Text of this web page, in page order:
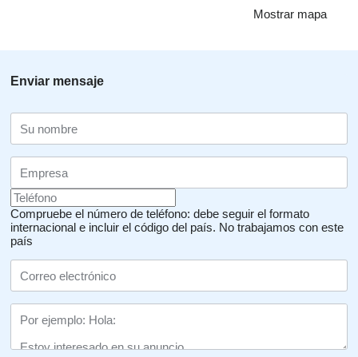
Mostrar mapa
Enviar mensaje
Compruebe el número de teléfono: debe seguir el formato
internacional e incluir el código del país. No trabajamos con este
país